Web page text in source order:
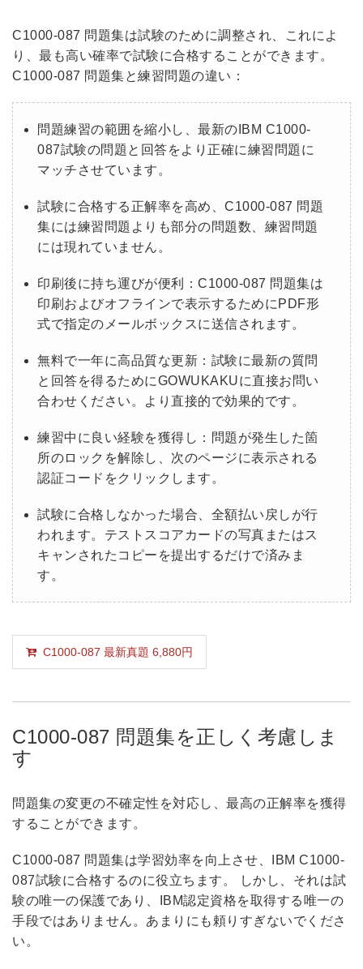
C1000-087 問題集は試験のために調整され、これによ
り、最も高い確率で試験に合格することができます。
C1000-087 問題集と練習問題の違い：
問題練習の範囲を縮小し、最新のIBM C1000-
087試験の問題と回答をより正確に練習問題に
マッチさせています。
試験に合格する正解率を高め、C1000-087 問題
集には練習問題よりも部分の問題数、練習問題
には現れていません。
印刷後に持ち運びが便利：C1000-087 問題集は
印刷およびオフラインで表示するためにPDF形
式で指定のメールボックスに送信されます。
無料で一年に高品質な更新：試験に最新の質問
と回答を得るためにGOWUKAKUに直接お問い
合わせください。より直接的で効果的です。
練習中に良い経験を獲得し：問題が発生した箇
所のロックを解除し、次のページに表示される
認証コードをクリックします。
試験に合格しなかった場合、全額払い戻しが行
われます。テストスコアカードの写真またはス
キャンされたコピーを提出するだけで済みま
す。
C1000-087 最新真題 6,880円
C1000-087 問題集を正しく考慮しま
す
問題集の変更の不確定性を対応し、最高の正解率を獲得
することができます。
C1000-087 問題集は学習効率を向上させ、IBM C1000-
087試験に合格するのに役立ちます。 しかし、それは試
験の唯一の保護であり、IBM認定資格を取得する唯一の
手段ではありません。あまりにも頼りすぎないでくださ
い。